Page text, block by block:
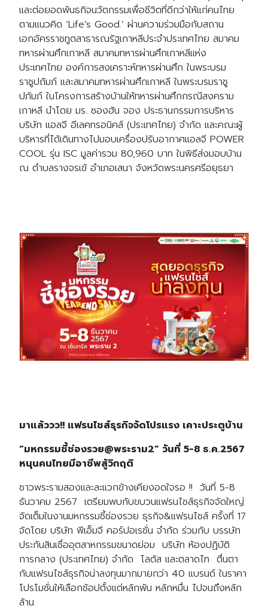
และต่อยอดพันธกิจนวัตกรรมเพื่อชีวิตที่ดีกว่าให้แก่คนไทย
ตามแนวคิด ‘Life’s Good.’ ผ่านความร่วมมือกับสถาน
เอกอัครราชทูตสาธารณรัฐเกาหลีประจำประเทศไทย สมาคม
ทหารผ่านศึกเกาหลี สมาคมทหารผ่านศึกเกาหลีแห่ง
ประเทศไทย องค์การสงเคราะห์ทหารผ่านศึก ในพระบรม
ราชูปถัมภ์ และสมาคมทหารผ่านศึกเกาหลี ในพระบรมราชู
ปภัมภ์ ในโครงการสร้างบ้านให้ทหารผ่านศึกกรณีสงคราม
เกาหลี นำโดย มร. ซองฮัน จอง ประธานกรรมการบริหาร
บริษัท แอลจี อีเลคทรอนิคส์ (ประเทศไทย) จำกัด และคณะผู้
บริหารที่ได้เดินทางไปมอบเครื่องปรับอากาศแอลจี POWER
COOL รุ่น ISC มูลค่ารวม 80,960 บาท ในพิธีส่งมอบบ้าน
ณ ตำบลรางจรเข้ อำเภอเสนา จังหวัดพระนครศรีอยุธยา
มาแล้ววว!! แฟรนไชส์ธุรกิจจัดโปรแรง เคาะประตูบ้าน
“มหกรรมชี้ช่องรวย@พระราม2” วันที่ 5-8 ธ.ค.2567
หนุนคนไทยมีอาชีพสู้วิกฤติ
ชาวพระรามสองและละแวกข้างเคียงอดใจรอ !! วันที่ 5-8
ธันวาคม 2567 เตรียมพบกับขบวนแฟรนไชส์ธุรกิจจัดใหญ่
จัดเต็มในงานมหกรรมชี้ช่องรวย ธุรกิจ&แฟรนไชส์ ครั้งที่ 17
จัดโดย บริษัท พีเอ็มจี คอร์ปอเรชั่น จำกัด ร่วมกับ บรรษัท
ประกันสินเชื่ออุตสาหกรรมขนาดย่อม บริษัท ห้องปฏิบัติ
การกลาง (ประเทศไทย) จำกัด โลตัส และตลาดไท ตื่นตา
กับแฟรนไชส์ธุรกิจน่าลงทุนมากมายกว่า 40 แบรนด์ ในราคา
โปรโมชั่นให้เลือกช้อปตั้งแต่หลักพัน หลักหมื่น ไปจนถึงหลัก
ล้าน